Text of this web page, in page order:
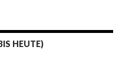
HEUTE)